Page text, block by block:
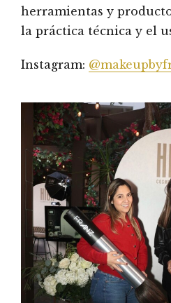
herramientas y
la práctica técnica y el
Instagram: